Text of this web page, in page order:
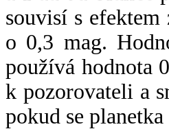
souvisí s
o 0,3 mag.
používá hodnota
k pozorovateli a
pokud se